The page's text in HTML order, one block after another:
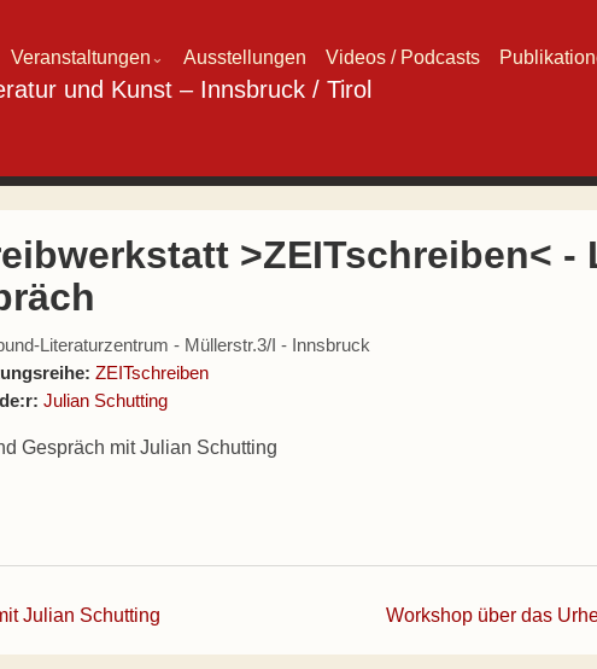
Veranstaltungen ⌄ Ausstellungen Videos / Podcasts
>ZEITschreiben< -
Literaturzentrum - Müllerstr.3/I - Innsbruck
ZEITschreiben
Julian Schutting
Gespräch mit Julian Schutting
Julian Schutting Workshop über das